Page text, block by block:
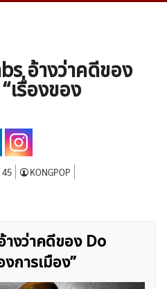
ปโตเคอร์เรนซี
ฟรีซิกแนล รายวัน
ดัชนี-หุ้น
พันธบัตร
อ้างว่าคดีของ
เรื่องของ
45 KONGPOP
งว่าคดีของ Do
การเมือง”